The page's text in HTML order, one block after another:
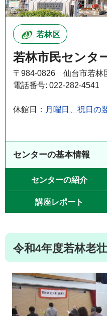
若林区
若林市民センタ
〒984-0826 仙台市若林
電話番号: 022-282-4541
休館日： 月曜日、祝日の
センターの基本情報
センターの紹介
講座レポート
令和4年度若林老